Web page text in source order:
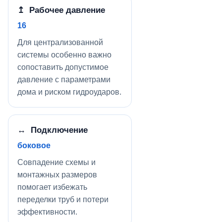
↥ Рабочее давление
16
Для централизованной
системы особенно важно
сопоставить допустимое
давление с параметрами
дома и риском гидроударов.
↔ Подключение
боковое
Совпадение схемы и
монтажных размеров
помогает избежать
переделки труб и потери
эффективности.